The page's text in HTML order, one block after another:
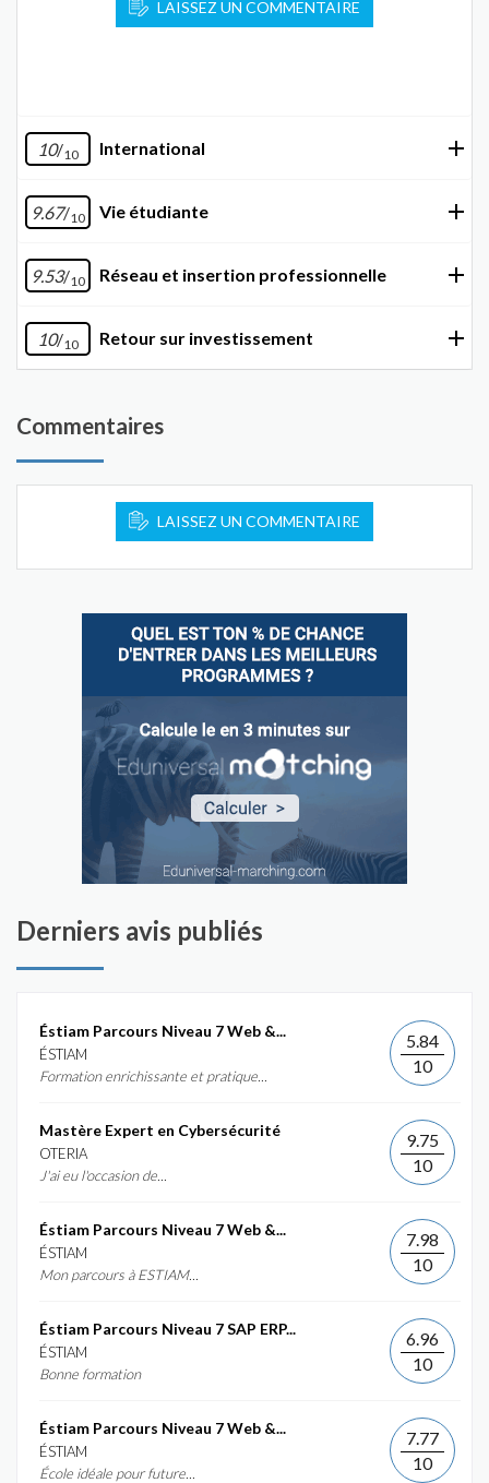
LAISSEZ UN COMMENTAIRE
10/10 International
9.67/10 Vie étudiante
9.53/10 Réseau et insertion professionnelle
10/10 Retour sur investissement
Commentaires
LAISSEZ UN COMMENTAIRE
Derniers avis publiés
Éstiam Parcours Niveau 7 Web &...
ÉSTIAM
Formation enrichissante et pratique...
5.84
10
Mastère Expert en Cybersécurité
OTERIA
J'ai eu l'occasion de...
9.75
10
Éstiam Parcours Niveau 7 Web &...
ÉSTIAM
Mon parcours à ESTIAM...
7.98
10
Éstiam Parcours Niveau 7 SAP ERP...
ÉSTIAM
Bonne formation
6.96
10
Éstiam Parcours Niveau 7 Web &...
ÉSTIAM
École idéale pour future...
7.77
10